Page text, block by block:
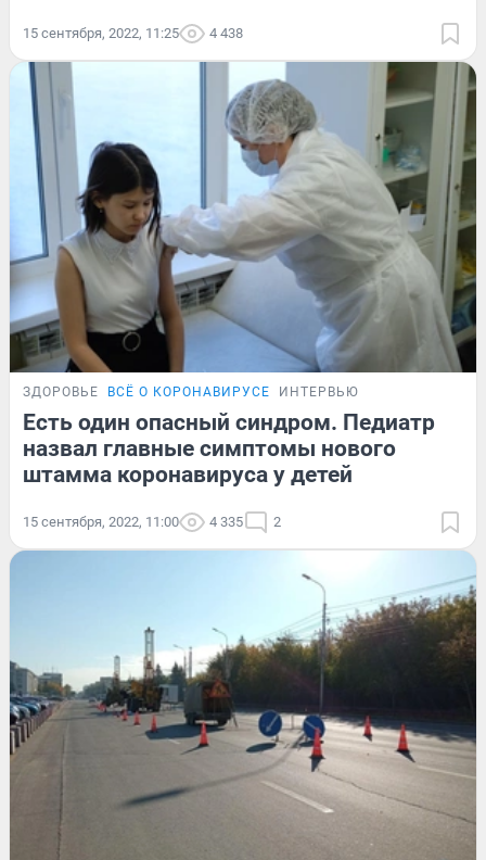
15 сентября, 2022, 11:25 4 438
ЗДОРОВЬЕ ВСЁ О КОРОНАВИРУСЕ ИНТЕРВЬЮ
Есть один опасный синдром. Педиатр
назвал главные симптомы нового
штамма коронавируса у детей
15 сентября, 2022, 11:00 4 335 2